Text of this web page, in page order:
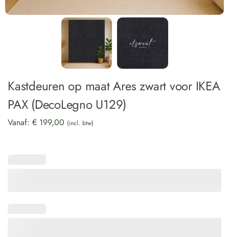
Kastdeuren op maat Ares zwart voor IKEA
PAX (DecoLegno U129)
Vanaf: € 199,00 (incl. btw)